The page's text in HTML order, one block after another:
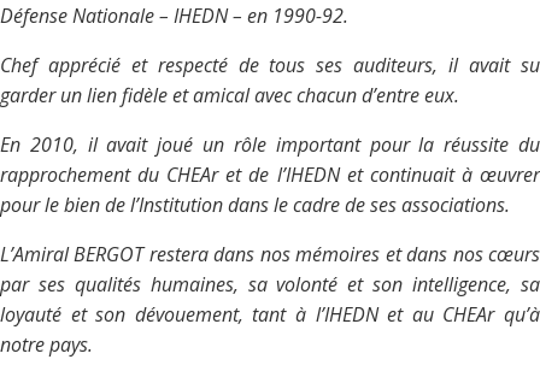
Défense Nationale – IHEDN – en 1990-92.
Chef apprécié et respecté de tous ses auditeurs, il avait su
garder un lien fidèle et amical avec chacun d’entre eux.
En 2010, il avait joué un rôle important pour la réussite du
rapprochement du CHEAr et de l’IHEDN et continuait à œuvrer
pour le bien de l’Institution dans le cadre de ses associations.
L’Amiral BERGOT restera dans nos mémoires et dans nos cœurs
par ses qualités humaines, sa volonté et son intelligence, sa
loyauté et son dévouement, tant à l’IHEDN et au CHEAr qu’à
notre pays.